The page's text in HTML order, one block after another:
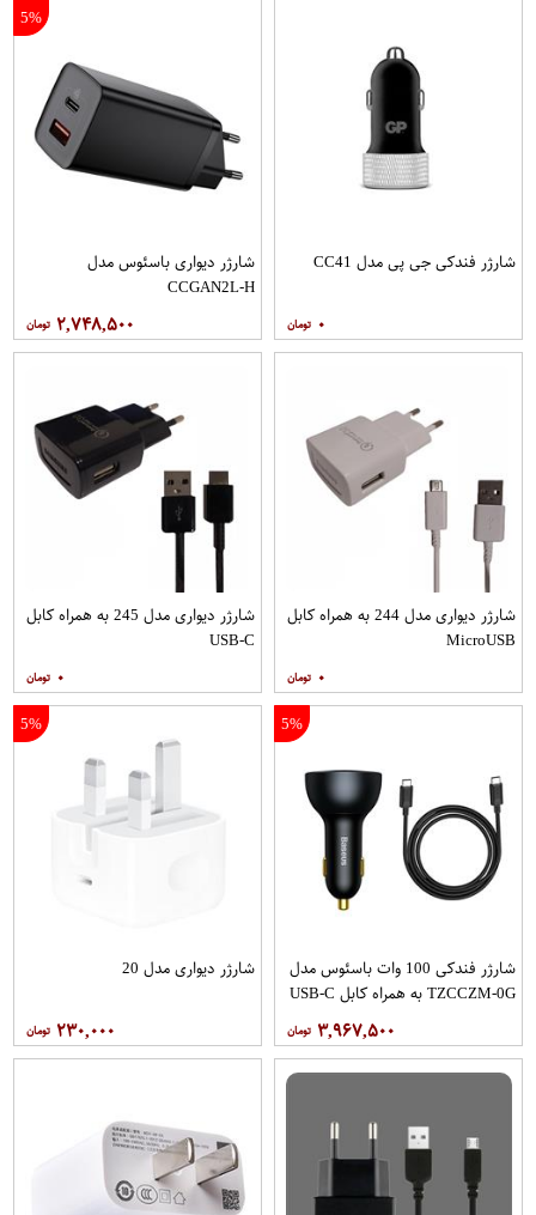
شارژر فندکی جی پی مدل CC41
۰
5%
شارژر دیواری باسئوس مدل
CCGAN2L-H
۲,۷۴۸,۵۰۰
شارژر دیواری مدل 244 به همراه کابل
MicroUSB
۰
شارژر دیواری مدل 245 به همراه کابل
USB-C
۰
5%
شارژر فندکی 100 وات باسئوس مدل
TZCCZM-0G به همراه کابل USB-C
۳,۹۶۷,۵۰۰
5%
شارژر دیواری مدل 20
۲۳۰,۰۰۰